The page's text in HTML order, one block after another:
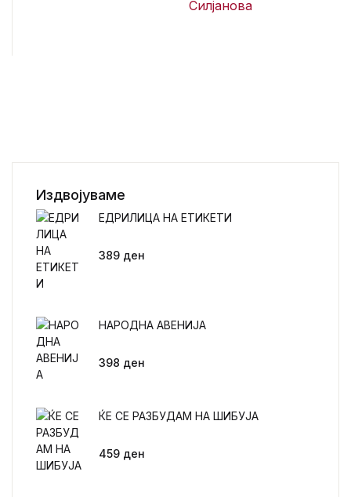
Силјанова
Издвојуваме
ЕДРИЛИЦА НА ЕТИКЕТИ
389 ден
НАРОДНА АВЕНИЈА
398 ден
ЌЕ СЕ РАЗБУДАМ НА ШИБУЈА
459 ден